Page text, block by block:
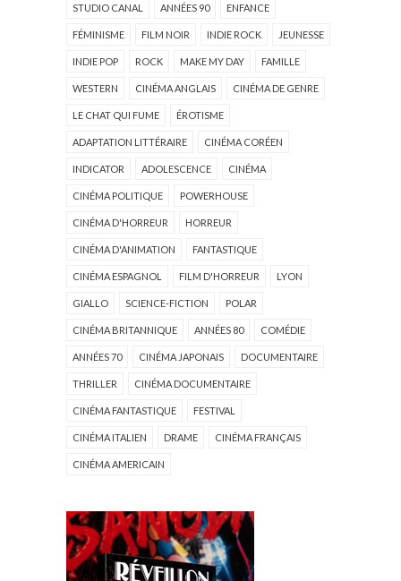
STUDIO CANAL ANNÉES 90 ENFANCE
FÉMINISME FILM NOIR INDIE ROCK JEUNESSE
INDIE POP ROCK MAKE MY DAY FAMILLE
WESTERN CINÉMA ANGLAIS CINÉMA DE GENRE
LE CHAT QUI FUME ÉROTISME
ADAPTATION LITTÉRAIRE CINÉMA CORÉEN
INDICATOR ADOLESCENCE CINÉMA
CINÉMA POLITIQUE POWERHOUSE
CINÉMA D'HORREUR HORREUR
CINÉMA D'ANIMATION FANTASTIQUE
CINÉMA ESPAGNOL FILM D'HORREUR LYON
GIALLO SCIENCE-FICTION POLAR
CINÉMA BRITANNIQUE ANNÉES 80 COMÉDIE
ANNÉES 70 CINÉMA JAPONAIS DOCUMENTAIRE
THRILLER CINÉMA DOCUMENTAIRE
CINÉMA FANTASTIQUE FESTIVAL
CINÉMA ITALIEN DRAME CINÉMA FRANÇAIS
CINÉMA AMERICAIN